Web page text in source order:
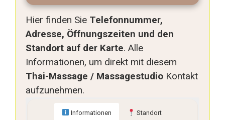
Route planen
Hier finden Sie Telefonnummer,
Adresse, Öffnungszeiten und den
Standort auf der Karte. Alle
Informationen, um direkt mit diesem
Thai-Massage / Massagestudio Kontakt
aufzunehmen.
Informationen Standort